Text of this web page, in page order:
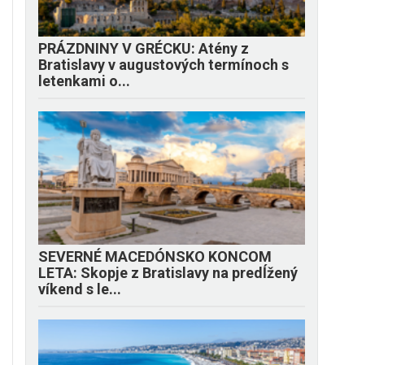
PRÁZDNINY V GRÉCKU: Atény z
Bratislavy v augustových termínoch s
letenkami o...
SEVERNÉ MACEDÓNSKO KONCOM
LETA: Skopje z Bratislavy na predĺžený
víkend s le...